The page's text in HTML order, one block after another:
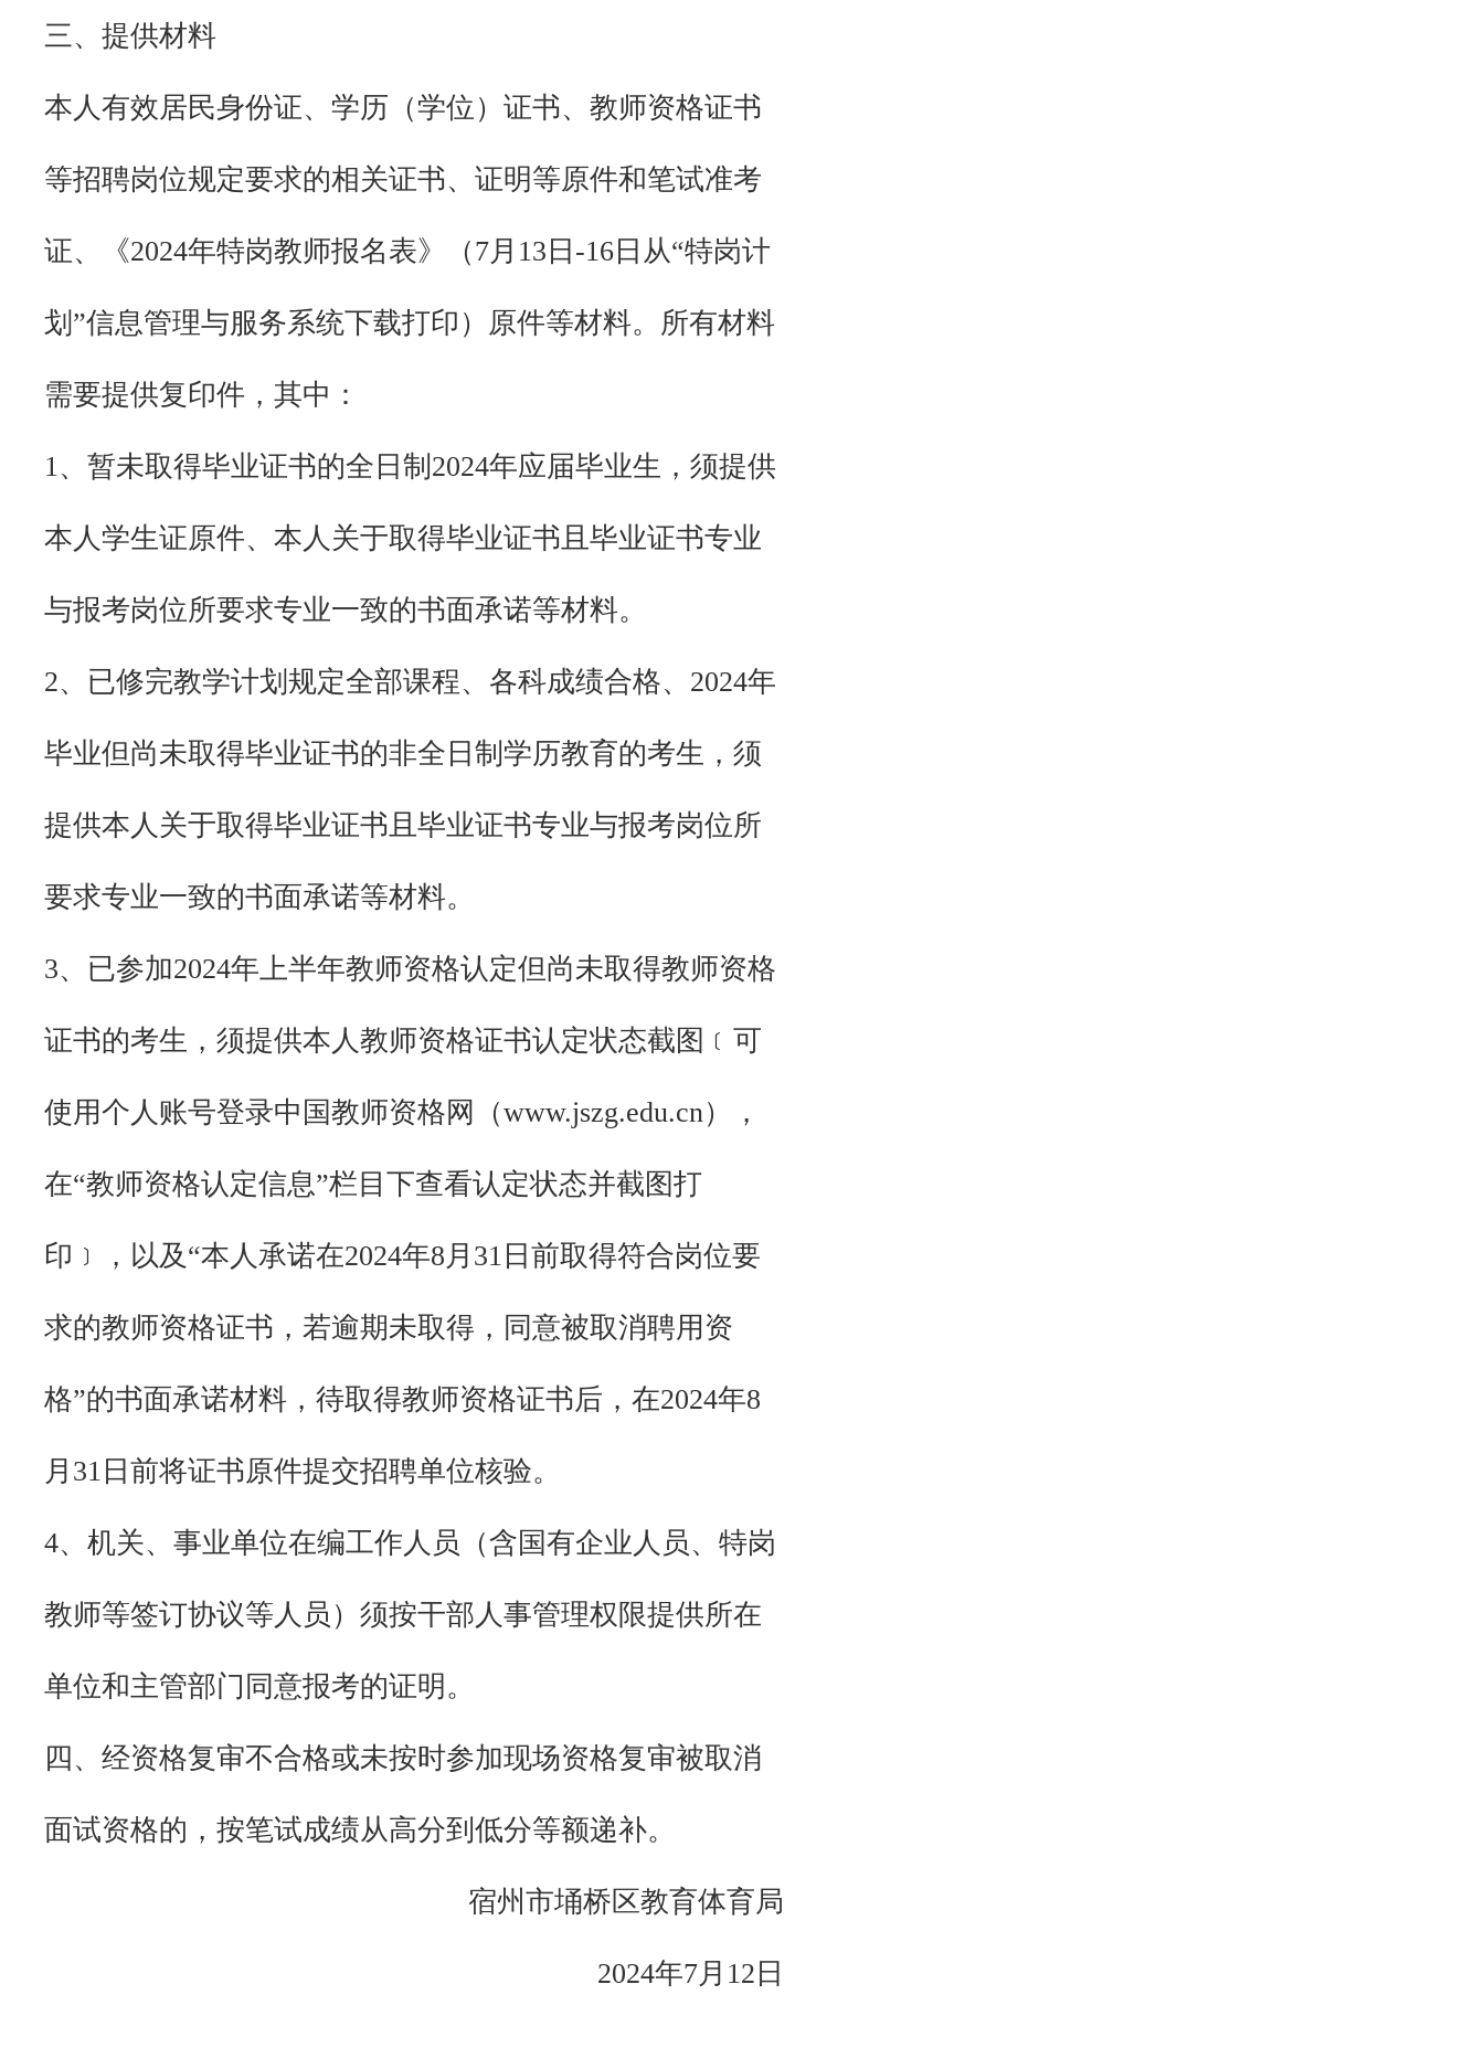
三、提供材料
本人有效居民身份证、学历（学位）证书、教师资格证书
等招聘岗位规定要求的相关证书、证明等原件和笔试准考
证、《2024年特岗教师报名表》（7月13日-16日从“特岗计
划”信息管理与服务系统下载打印）原件等材料。所有材料
需要提供复印件，其中：
1、暂未取得毕业证书的全日制2024年应届毕业生，须提供
本人学生证原件、本人关于取得毕业证书且毕业证书专业
与报考岗位所要求专业一致的书面承诺等材料。
2、已修完教学计划规定全部课程、各科成绩合格、2024年
毕业但尚未取得毕业证书的非全日制学历教育的考生，须
提供本人关于取得毕业证书且毕业证书专业与报考岗位所
要求专业一致的书面承诺等材料。
3、已参加2024年上半年教师资格认定但尚未取得教师资格
证书的考生，须提供本人教师资格证书认定状态截图﹝可
使用个人账号登录中国教师资格网（www.jszg.edu.cn），
在“教师资格认定信息”栏目下查看认定状态并截图打
印﹞，以及“本人承诺在2024年8月31日前取得符合岗位要
求的教师资格证书，若逾期未取得，同意被取消聘用资
格”的书面承诺材料，待取得教师资格证书后，在2024年8
月31日前将证书原件提交招聘单位核验。
4、机关、事业单位在编工作人员（含国有企业人员、特岗
教师等签订协议等人员）须按干部人事管理权限提供所在
单位和主管部门同意报考的证明。
四、经资格复审不合格或未按时参加现场资格复审被取消
面试资格的，按笔试成绩从高分到低分等额递补。
宿州市埇桥区教育体育局
2024年7月12日